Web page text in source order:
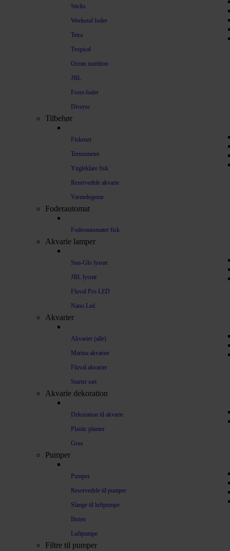
Sticks
Weekend foder
Tetra
Tropical
Ocean nutrition
JBL
Frost-foder
Diverse
Tilbehør
Fiskenet
Termometer
Yngleklare fisk
Reservedele akvarie
Varmelegeme
Foderautomat
Foderautomater fisk
Akvarie lamper
Sun-Glo lysrør
JBL lysrør
Fluval Pro LED
Nano Led
Akvarier
Akvarier (alle)
Marina akvarier
Fluval akvarier
Starter sæt
Akvarie dekoration
Dekoration til akvarie
Plastic planter
Grus
Pumper
Pumper
Reservedele til pumper
Slange til luftpumpe
Iltsten
Luftpumpe
Filtre til pumper